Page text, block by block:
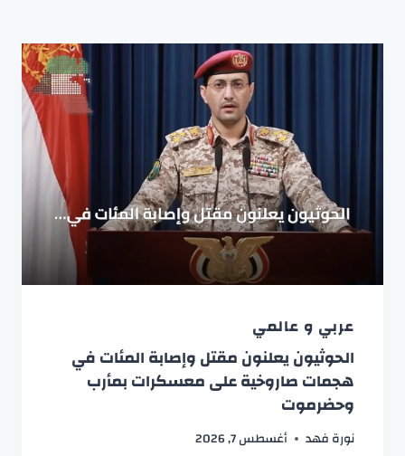
عربي و عالمي
الحوثيون يعلنون مقتل وإصابة المئات في
هجمات صاروخية على معسكرات بمأرب
وحضرموت
نورة فهد أغسطس 7, 2026